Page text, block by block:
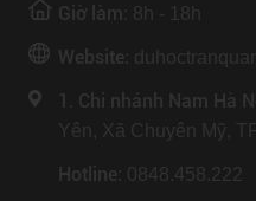
Giờ làm: 8h - 18h
Website:
1. Chi nhánh Nam Hà
Yên, Xã Chuyên Mỹ,
Hotline: 0848.458.222